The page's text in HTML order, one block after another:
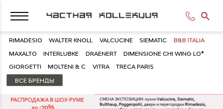
RIMADESIO WALTER KNOLL VALCUCINE SIEMATIC B&B ITALIA
MAXALTO INTERLUBKE DRAENERT DIMENSIONE CHI WING LO®
GIORGETTI MOLTENI & C VITRA TRECA PARIS
ВСЕ БРЕНДЫ